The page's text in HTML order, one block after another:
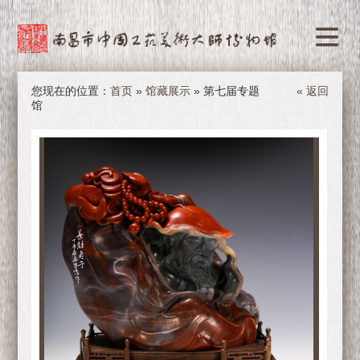
您现在的位置： 首页» 馆藏展示» 第七届专题
馆
« 返回